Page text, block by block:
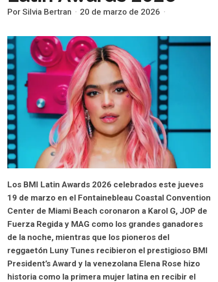
Por Silvia Bertran 20 de marzo de 2026
Los BMI Latin Awards 2026 celebrados este jueves
19 de marzo en el Fontainebleau Coastal Convention
Center de Miami Beach coronaron a Karol G, JOP de
Fuerza Regida y MAG como los grandes ganadores
de la noche, mientras que los pioneros del
reggaetón Luny Tunes recibieron el prestigioso BMI
President’s Award y la venezolana Elena Rose hizo
historia como la primera mujer latina en recibir el